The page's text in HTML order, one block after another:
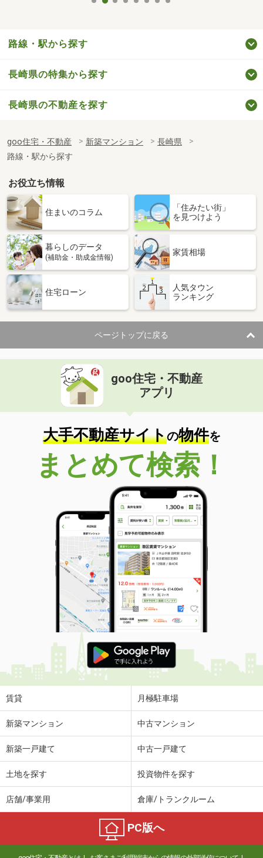
路線・駅から探す
長崎県の特集から探す
長崎県の不動産を探す
goo住宅・不動産 新築マンション
長崎県
路線・駅から探す
お役立ち情報
住まいのコラム
「住みたい街」
を見つけよう
暮らしのデータ
(補助金・助成金情報)
家賃相場
住宅ローン
人気タウン
ランキング
ページトップに戻る
goo住宅・不動産
アプリ
大手不動産サイトの物件を
まとめて検索！
賃貸 月極駐車場
新築マンション 中古マンション
新築一戸建て 中古一戸建て
土地を探す 投資物件を探す
店舗/事業用 倉庫/トランクルーム
PC版へ